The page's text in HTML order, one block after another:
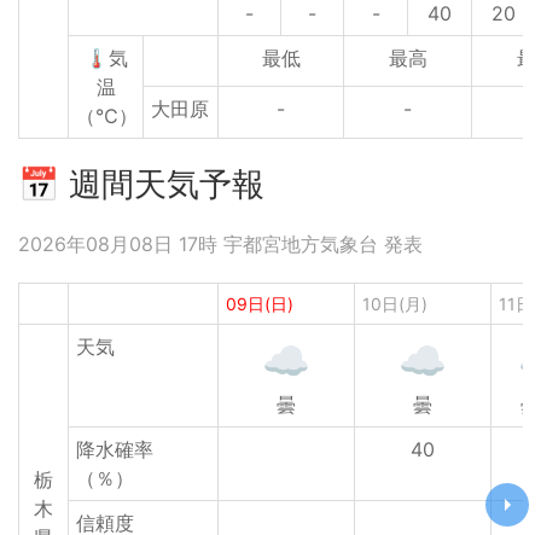
-
- - 40
20
🌡気
温
（℃）
最低 最高 最
大田原 - -
📅 週間天気予報
2026年08月08日 17時 宇都宮地方気象台 発表
09日(日) 10日(月) 11日
栃
木
天気
曇 曇
降水確率
（％）
40
信頼度